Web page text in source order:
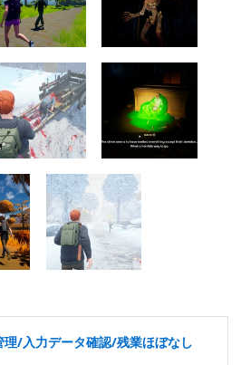
/入力データ確認/残業ほぼなし